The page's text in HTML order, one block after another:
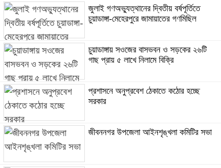
জুলাই গণঅভ্যুত্থানের দ্বিতীয় বর্ষপূর্তিতে
চুয়াডাঙ্গা-মেহেরপুরে জামায়াতের গণমিছিল
চুয়াডাঙ্গায় সওজের বাসভবন ও সড়কের ২৬টি
গাছ প্রায় ৫ লাখে নিলামে বিক্রি
প্রশাসনে অনুপ্রবেশ ঠেকাতে কঠোর হচ্ছে
সরকার
জীবননগর উপজেলা আইনশৃঙ্খলা কমিটির সভা